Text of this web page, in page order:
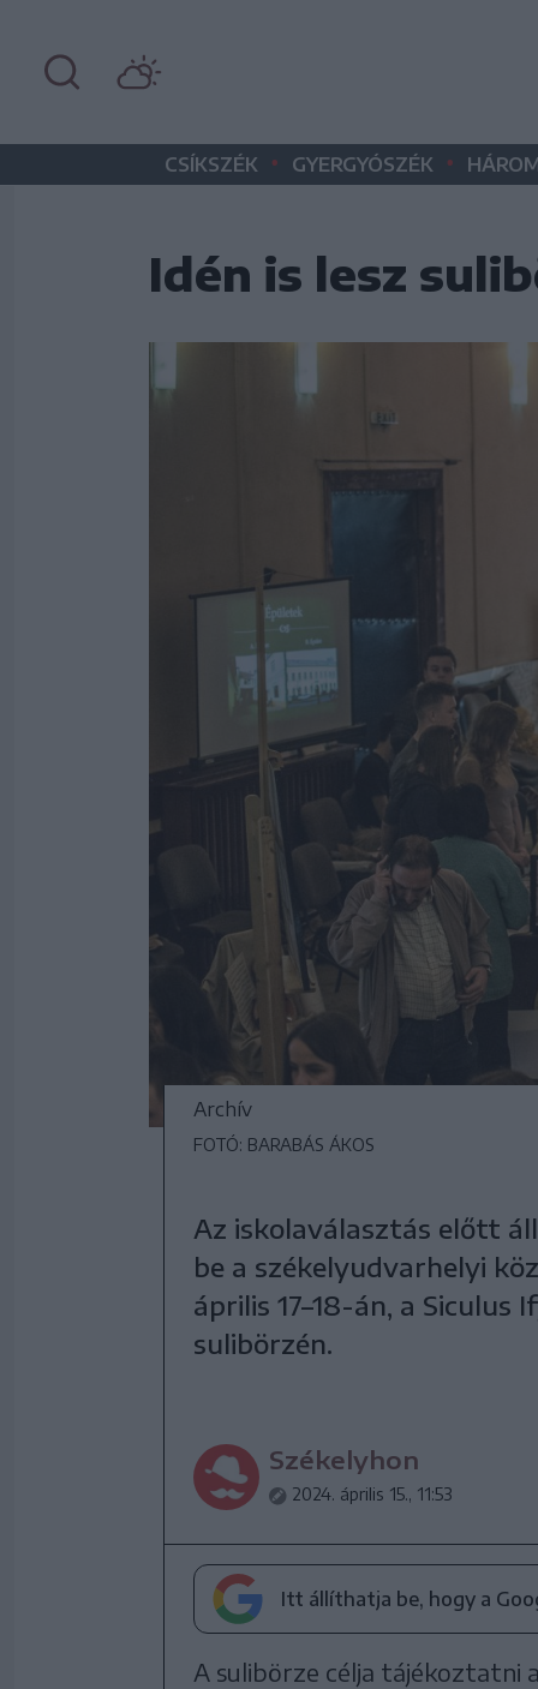
CSÍKSZÉK • GYERGYÓSZÉK •
Idén is lesz
Archív
FOTÓ: BARABÁS ÁKOS
Az iskolaválasztás előtt
be a székelyudvarhelyi
április 17–18-án, a
sulibörzén.
Székelyhon
2024. április 15., 11:53
Itt állíthatja be, hogy a
A sulibörze célja tájékoztatni